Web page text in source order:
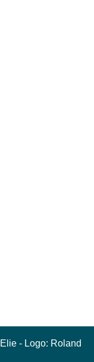
Elie- Logo: Roland